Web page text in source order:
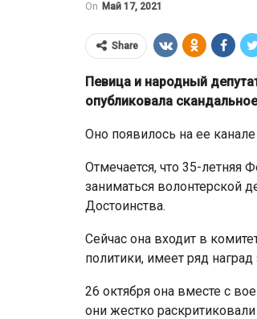
On Май 17, 2021
Share
Певица и народный
опубликовала
Оно появилось на ее
Отмечается, что 35-летняя
заниматься
Достоинства.
Сейчас она входит в
политики, имеет ряд
26 октября она вместе с
они жестко